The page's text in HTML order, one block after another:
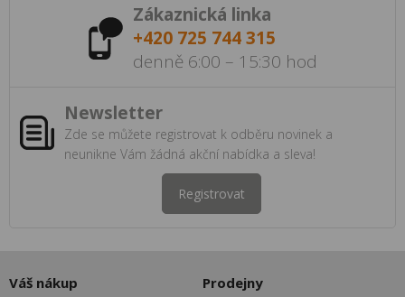
Zákaznická linka
+420 725 744 315
denně 6:00 – 15:30 hod
Newsletter
Zde se můžete registrovat k odběru novinek a
neunikne Vám žádná akční nabídka a sleva!
Registrovat
Váš nákup Prodejny